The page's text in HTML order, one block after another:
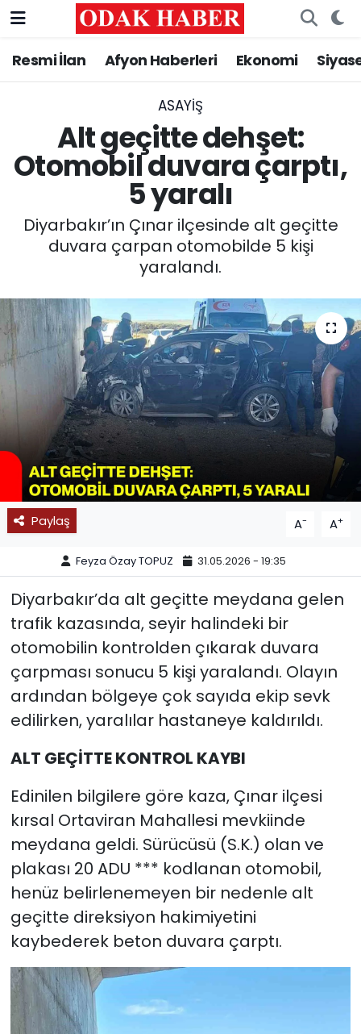
Resmi İlan Afyon Haberleri Ekonomi
ASAYİŞ
Alt geçitte dehşet:
Otomobil duvara çarptı,
5 yaralı
Diyarbakır’ın Çınar ilçesinde alt geçitte
duvara çarpan otomobilde 5 kişi
yaralandı.
Paylaş A- A+
Feyza Özay TOPUZ 31.05.2026 - 19:35
Diyarbakır’da alt geçitte meydana gelen
trafik kazasında, seyir halindeki bir
otomobilin kontrolden çıkarak duvara
çarpması sonucu 5 kişi yaralandı. Olayın
ardından bölgeye çok sayıda ekip sevk
edilirken, yaralılar hastaneye kaldırıldı.
ALT GEÇİTTE KONTROL KAYBI
Edinilen bilgilere göre kaza, Çınar ilçesi
kırsal Ortaviran Mahallesi mevkiinde
meydana geldi. Sürücüsü (S.K.) olan ve
plakası 20 ADU *** kodlanan otomobil,
henüz belirlenemeyen bir nedenle alt
geçitte direksiyon hakimiyetini
kaybederek beton duvara çarptı.
AFYONKARAHİSAR HABERLERİ
ASAYİŞ
SİYASET
MAGAZİN
SAĞLIK
SPOR
11:11 MANŞET
Nöbetçi Eczaneler
Trafik Durumu
Süper Lig Puan Durumu ve Fikstür
Tüm Manşetler
Son Dakika Haberleri
Haber Arşivi